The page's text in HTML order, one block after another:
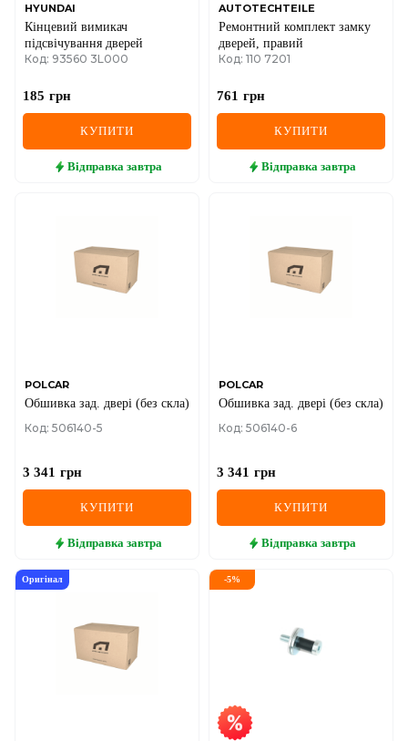
HYUNDAI
Кінцевий вимикач
підсвічування дверей
Код: 93560 3L000
185 грн
КУПИТИ
Відправка завтра
AUTOTECHTEILE
Ремонтний комплект замку
дверей, правий
Код: 110 7201
761 грн
КУПИТИ
Відправка завтра
POLCAR
Обшивка зад. двері (без скла)
Код: 506140-5
3 341 грн
КУПИТИ
Відправка завтра
POLCAR
Обшивка зад. двері (без скла)
Код: 506140-6
3 341 грн
КУПИТИ
Відправка завтра
Оригінал -5%